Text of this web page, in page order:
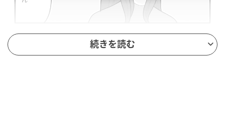
出典：select.mamastar.jp
続きを読む